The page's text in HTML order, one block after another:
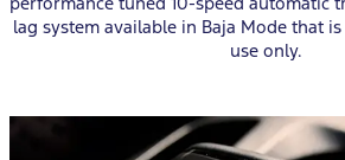
lag system available in Baja Mode that
use only.